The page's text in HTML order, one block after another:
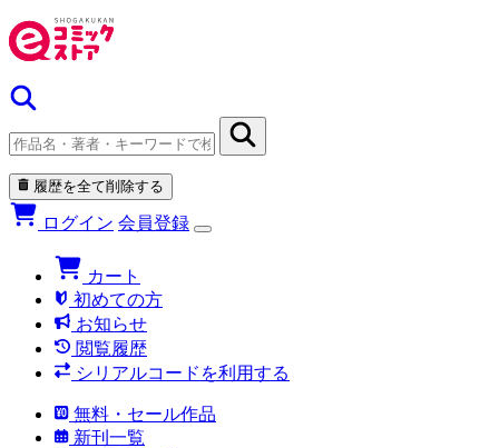
履歴を全て削除する
ログイン 会員登録
カート
初めての方
お知らせ
閲覧履歴
シリアルコードを利用する
無料・セール作品
新刊一覧